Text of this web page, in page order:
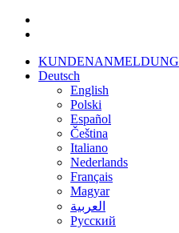
Zum
Hauptinhalt
KUNDENANMELDUNG
Deutsch
English
Polski
Español
Čeština
Italiano
Nederlands
Français
Magyar
العربية‏
Русский